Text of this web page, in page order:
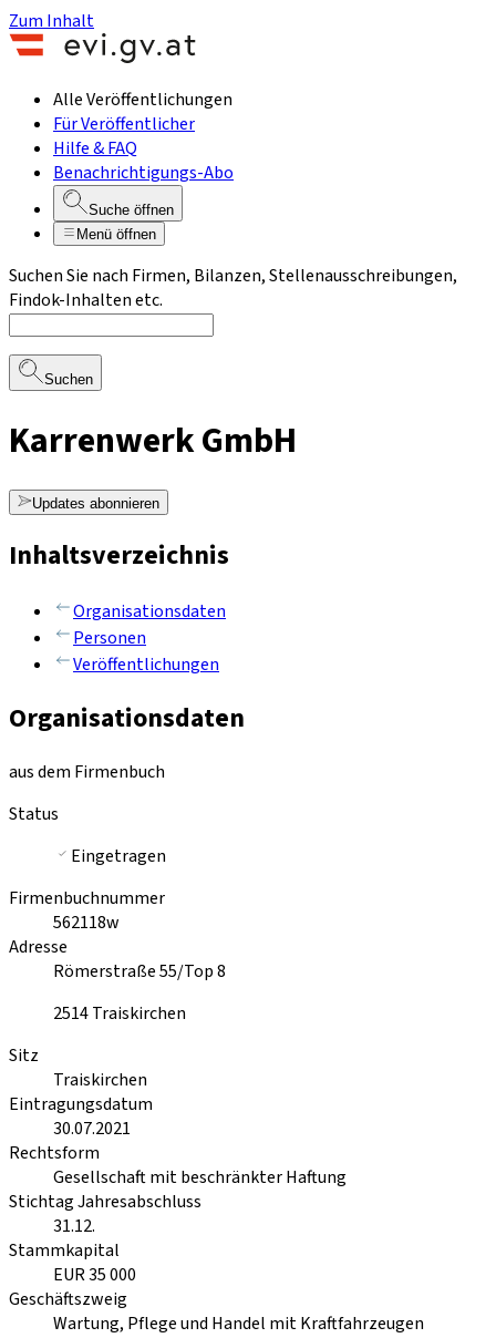
Zum Inhalt
Alle Veröffentlichungen
Für Veröffentlicher
Hilfe & FAQ
Benachrichtigungs-Abo
Suche öffnen
Menü öffnen
Suchen Sie nach Firmen, Bilanzen, Stellenausschreibungen,
Findok-Inhalten etc.
Suchen
Karrenwerk GmbH
Updates abonnieren
Inhaltsverzeichnis
Organisationsdaten
Personen
Veröffentlichungen
Organisationsdaten
aus dem Firmenbuch
Status
Eingetragen
Firmenbuchnummer
562118w
Adresse
Römerstraße 55/Top 8
2514Traiskirchen
Sitz
Traiskirchen
Eintragungsdatum
30.07.2021
Rechtsform
Gesellschaft mit beschränkter Haftung
Stichtag Jahresabschluss
31.12.
Stammkapital
EUR 35 000
Geschäftszweig
Wartung, Pflege und Handel mit Kraftfahrzeugen